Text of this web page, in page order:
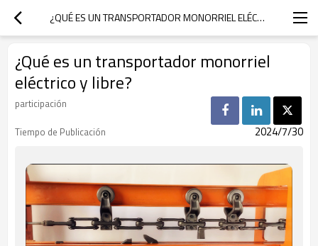
¿QUÉ ES UN TRANSPORTADOR MONORRIEL ELÉCTRICO Y LIBRE?
¿Qué es un transportador monorriel
eléctrico y libre?
participación
Tiempo de Publicación
2024/7/30